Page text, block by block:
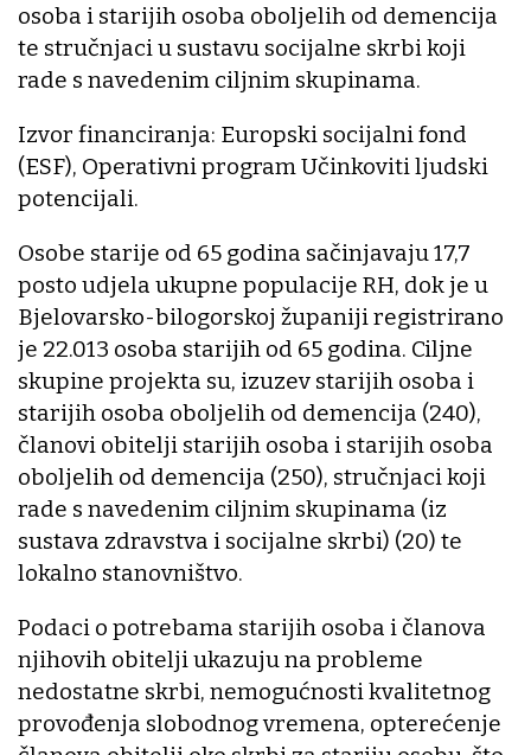
osoba i starijih osoba oboljelih od demencija
te stručnjaci u sustavu socijalne skrbi koji
rade s navedenim ciljnim skupinama.
Izvor financiranja: Europski socijalni fond
(ESF), Operativni program Učinkoviti ljudski
potencijali.
Osobe starije od 65 godina sačinjavaju 17,7
posto udjela ukupne populacije RH, dok je u
Bjelovarsko-bilogorskoj županiji registrirano
je 22.013 osoba starijih od 65 godina. Ciljne
skupine projekta su, izuzev starijih osoba i
starijih osoba oboljelih od demencija (240),
članovi obitelji starijih osoba i starijih osoba
oboljelih od demencija (250), stručnjaci koji
rade s navedenim ciljnim skupinama (iz
sustava zdravstva i socijalne skrbi) (20) te
lokalno stanovništvo.
Podaci o potrebama starijih osoba i članova
njihovih obitelji ukazuju na probleme
nedostatne skrbi, nemogućnosti kvalitetnog
provođenja slobodnog vremena, opterećenje